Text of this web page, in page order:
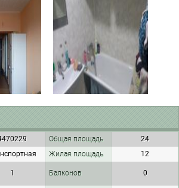
Общая площадь
24
Жилая площадь
12
1 Балконов 0